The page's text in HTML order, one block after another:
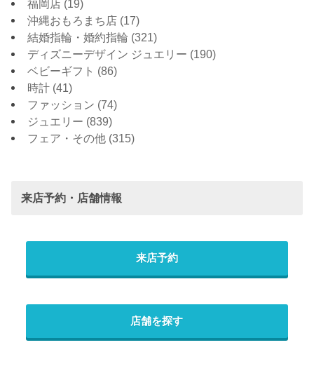
福岡店 (19)
沖縄おもろまち店 (17)
結婚指輪・婚約指輪 (321)
ディズニーデザイン ジュエリー (190)
ベビーギフト (86)
時計 (41)
ファッション (74)
ジュエリー (839)
フェア・その他 (315)
来店予約・店舗情報
来店予約
店舗を探す